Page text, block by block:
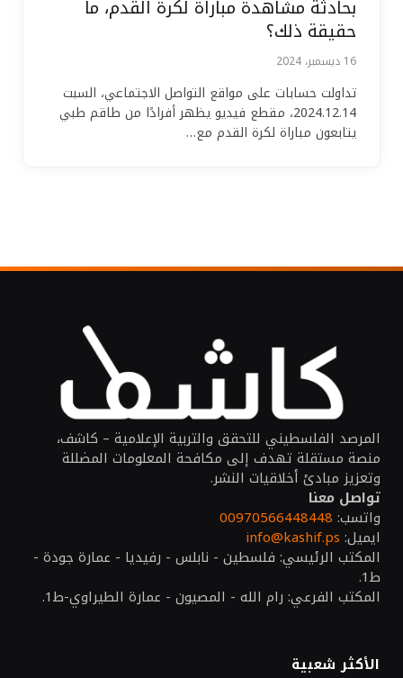
بحادثة مشاهدة مباراة لكرة القدم، ما
حقيقة ذلك؟
16 ديسمبر، 2024
تداولت حسابات على مواقع التواصل الاجتماعي، السبت
2024.12.14، مقطع فيديو يظهر أفرادًا من طاقم طبي
يتابعون مباراة لكرة القدم مع…
المرصد الفلسطيني للتحقق والتربية الإعلامية – كاشف،
منصة مستقلة تهدف إلى مكافحة المعلومات المضللة
وتعزيز مبادئ أخلاقيات النشر.
تواصل معنا
واتسب: 00970566448448
ايميل: info@kashif.ps
المكتب الرئيسي: فلسطين - نابلس - رفيديا - عمارة جودة -
ط1.
المكتب الفرعي: رام الله - المصيون - عمارة الطيراوي-ط1.
الأكثر شعبية